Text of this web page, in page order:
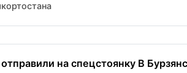
на спецстоянку В